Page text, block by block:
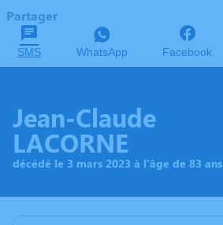
Partager
SMS WhatsApp Facebook
Jean-Claude
LACORNE
décédé le 3 mars 2023 à l'âge de 83 ans